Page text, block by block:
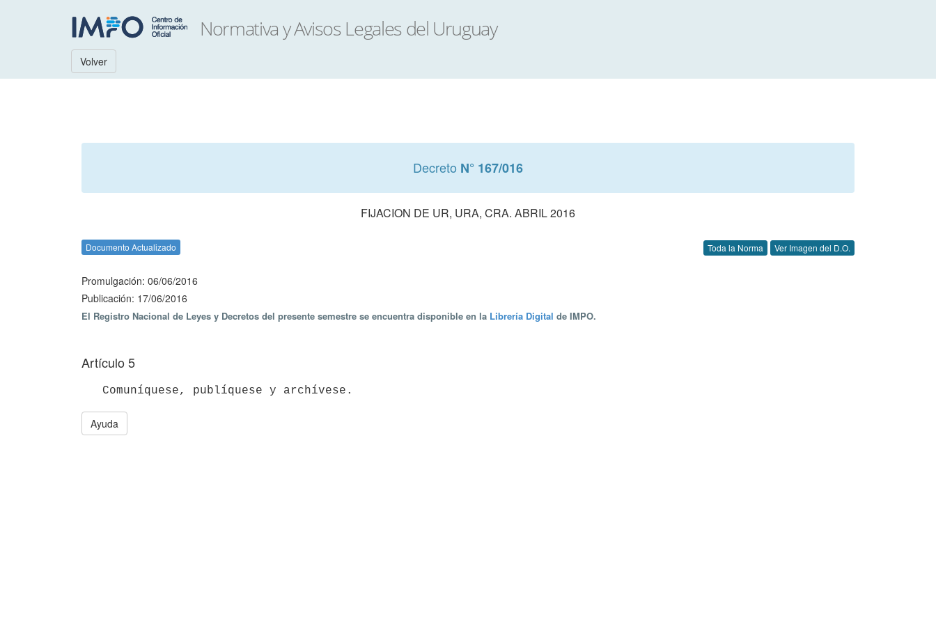
Volver
Decreto N° 167/016
FIJACION DE UR, URA, CRA. ABRIL 2016
Documento Actualizado Toda la Norma Ver Imagen del D.O.
Promulgación: 06/06/2016
Publicación: 17/06/2016
El Registro Nacional de Leyes y Decretos del presente semestre se encuentra disponible en la Librería Digital de IMPO.
Artículo 5
Ayuda